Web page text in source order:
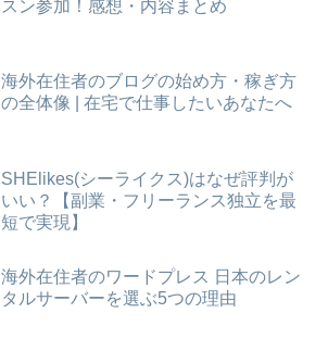
スン参加！感想・内容まとめ
海外在住者のブログの始め方・稼ぎ方
の全体像 | 在宅で仕事したいあなたへ
SHElikes(シーライクス)はなぜ評判が
いい？【副業・フリーランス独立を最
短で実現】
海外在住者のワードプレス 日本のレン
タルサーバーを選ぶ5つの理由